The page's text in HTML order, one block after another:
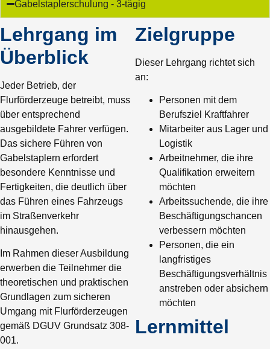
Gabelstaplerschulung - 3-tägig
Lehrgang im
Überblick
Jeder Betrieb, der
Flurförderzeuge betreibt, muss
über entsprechend
ausgebildete Fahrer verfügen.
Das sichere Führen von
Gabelstaplern erfordert
besondere Kenntnisse und
Fertigkeiten, die deutlich über
das Führen eines Fahrzeugs
im Straßenverkehr
hinausgehen.
Im Rahmen dieser Ausbildung
erwerben die Teilnehmer die
theoretischen und praktischen
Grundlagen zum sicheren
Umgang mit Flurförderzeugen
gemäß DGUV Grundsatz 308-
001.
Zielgruppe
Dieser Lehrgang richtet sich
an:
Personen mit dem
Berufsziel Kraftfahrer
Mitarbeiter aus Lager und
Logistik
Arbeitnehmer, die ihre
Qualifikation erweitern
möchten
Arbeitssuchende, die ihre
Beschäftigungschancen
verbessern möchten
Personen, die ein
langfristiges
Beschäftigungsverhältnis
anstreben oder absichern
möchten
Lernmittel